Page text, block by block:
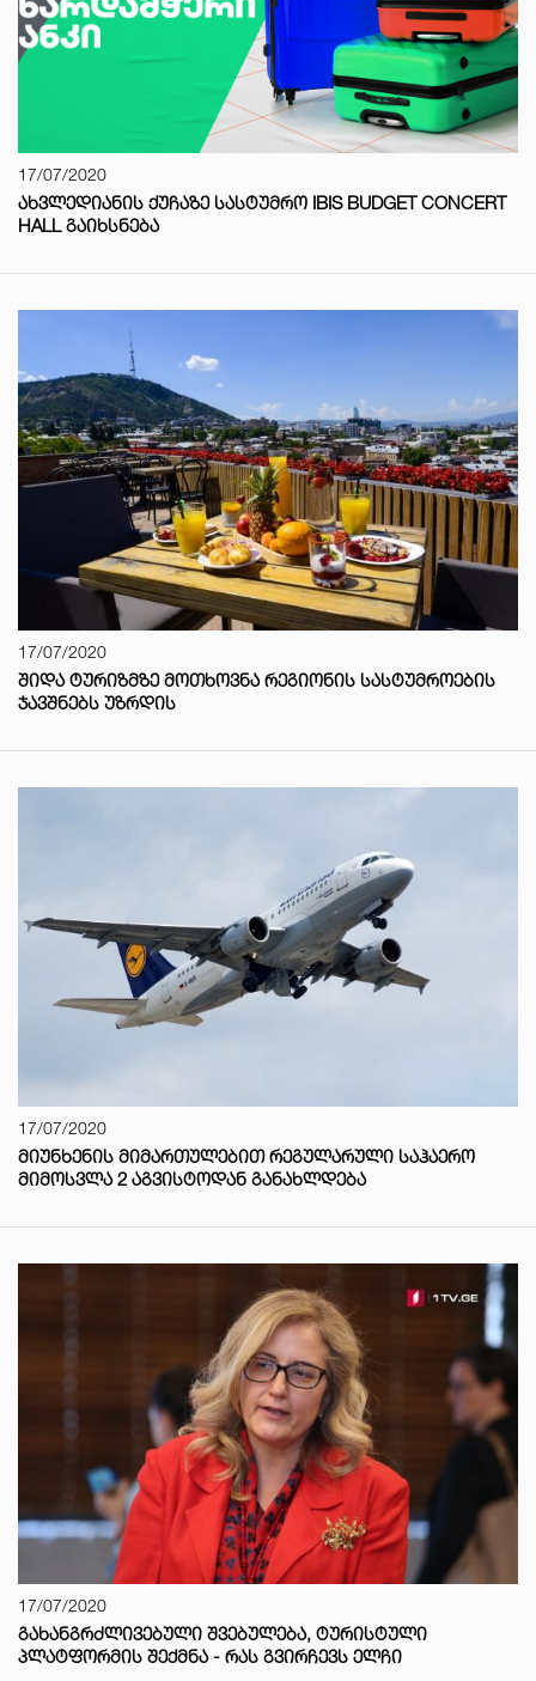
17/07/2020
ᲐᲮᲕᲚᲔᲓᲘᲐᲜᲘᲡ ᲥᲣᲩᲐᲖᲔ ᲡᲐᲡᲢᲣᲛᲠᲝ IBIS BUDGET CONCERT
HALL ᲒᲐᲘᲮᲡᲜᲔᲑᲐ
17/07/2020
ᲨᲘᲓᲐ ᲢᲣᲠᲘᲖᲛᲖᲔ ᲛᲝᲗᲮᲝᲕᲜᲐ ᲠᲔᲒᲘᲝᲜᲘᲡ ᲡᲐᲡᲢᲣᲛᲠᲝᲔᲑᲘᲡ
ᲯᲐᲕᲨᲜᲔᲑᲡ ᲣᲖᲠᲓᲘᲡ
17/07/2020
ᲛᲘᲣᲜᲮᲔᲜᲘᲡ ᲛᲘᲛᲐᲠᲗᲣᲚᲔᲑᲘᲗ ᲠᲔᲒᲣᲚᲐᲠᲣᲚᲘ ᲡᲐᲰᲐᲔᲠᲝ
ᲛᲘᲛᲝᲡᲕᲚᲐ 2 ᲐᲒᲕᲘᲡᲢᲝᲓᲐᲜ ᲒᲐᲜᲐᲮᲚᲓᲔᲑᲐ
17/07/2020
ᲒᲐᲮᲐᲜᲒᲠᲫᲚᲘᲕᲔᲑᲣᲚᲘ ᲨᲕᲔᲑᲣᲚᲔᲑᲐ, ᲢᲣᲠᲘᲡᲢᲣᲚᲘ
ᲞᲚᲐᲢᲤᲝᲠᲛᲘᲡ ᲨᲔᲥᲛᲜᲐ - ᲠᲐᲡ ᲒᲕᲘᲠᲩᲔᲕᲡ ᲔᲚᲩᲘ